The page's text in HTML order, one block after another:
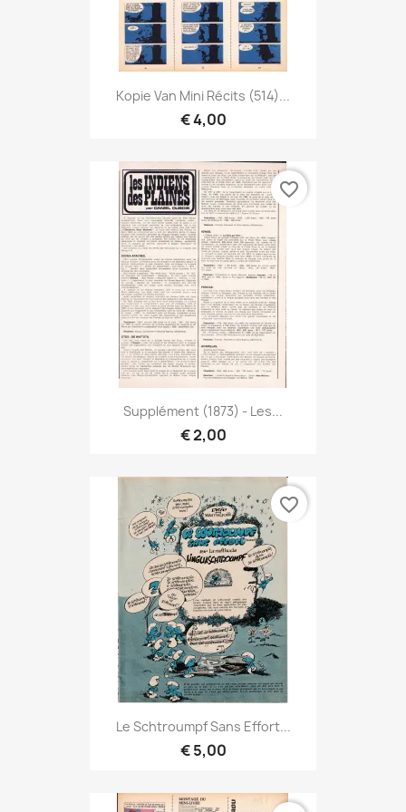
Kopie Van Mini Récits (514)...
€ 4,00
Supplément (1873) - Les...
€ 2,00
favorite_border
Le Schtroumpf Sans Effort...
€ 5,00
favorite_border